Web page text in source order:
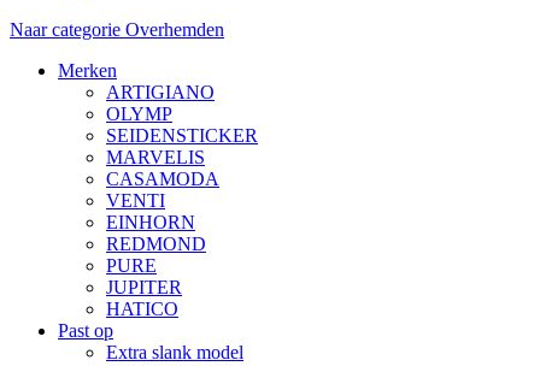
Naar categorie Overhemden
Merken
ARTIGIANO
OLYMP
SEIDENSTICKER
MARVELIS
CASAMODA
VENTI
EINHORN
REDMOND
PURE
JUPITER
HATICO
Past op
Extra slank model